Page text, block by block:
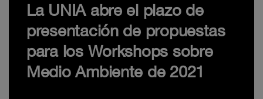
La UNIA abre el plazo de
presentación de propuestas
para los Workshops sobre
Medio Ambiente de 2021